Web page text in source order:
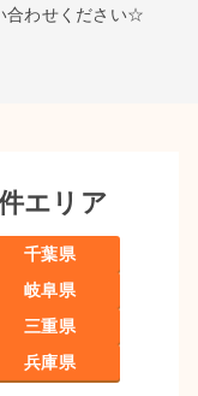
合わせください☆
エリア
千葉県
岐阜県
三重県
兵庫県